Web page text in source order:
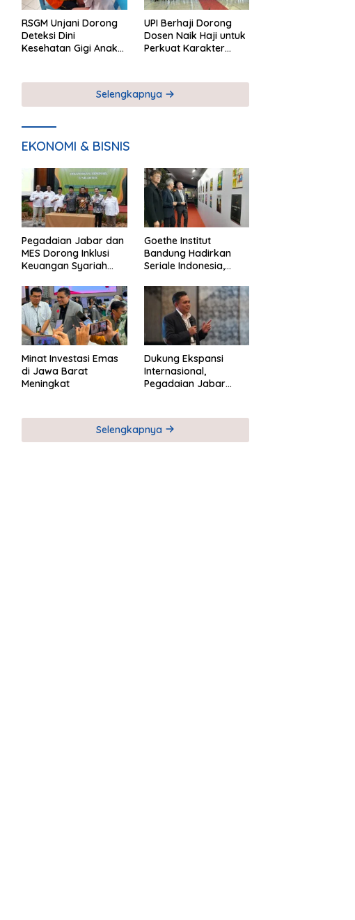
RSGM Unjani Dorong
Deteksi Dini
Kesehatan Gigi Anak
UPI Berhaji Dorong
Dosen Naik Haji untuk
Perkuat Karakter
Selengkapnya
EKONOMI & BISNIS
Pegadaian Jabar dan
MES Dorong Inklusi
Keuangan Syariah
UMKM
Goethe Institut
Bandung Hadirkan
Seriale Indonesia,
Global Industri Serial
Minat Investasi Emas
di Jawa Barat
Meningkat
Dukung Ekspansi
Internasional,
Pegadaian Jabar
Pegadaian Timor
Leste
Selengkapnya